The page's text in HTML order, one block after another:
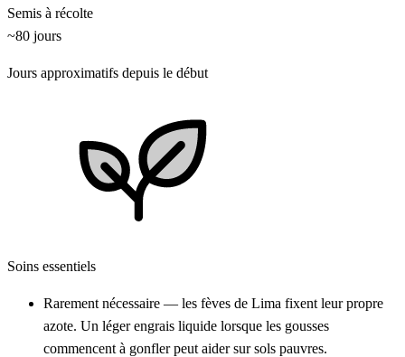
Semis à récolte
~80 jours
Jours approximatifs depuis le début
Soins essentiels
Rarement nécessaire — les fèves de Lima fixent leur propre
azote. Un léger engrais liquide lorsque les gousses
commencent à gonfler peut aider sur sols pauvres.